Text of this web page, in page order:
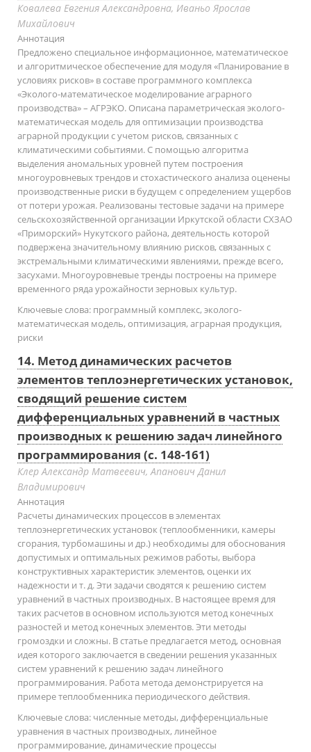
Ковалева Евгения Александровна, Иваньо Ярослав
Михайлович
Аннотация
Предложено специальное информационное, математическое
и алгоритмическое обеспечение для модуля «Планирование в
условиях рисков» в составе программного комплекса
«Эколого-математическое моделирование аграрного
производства» – АГРЭКО. Описана параметрическая эколого-
математическая модель для оптимизации производства
аграрной продукции с учетом рисков, связанных с
климатическими событиями. С помощью алгоритма
выделения аномальных уровней путем построения
многоуровневых трендов и стохастического анализа оценены
производственные риски в будущем с определением ущербов
от потери урожая. Реализованы тестовые задачи на примере
сельскохозяйственной организации Иркутской области СХЗАО
«Приморский» Нукутского района, деятельность которой
подвержена значительному влиянию рисков, связанных с
экстремальными климатическими явлениями, прежде всего,
засухами. Многоуровневые тренды построены на примере
временного ряда урожайности зерновых культур.
Ключевые слова: программный комплекс, эколого-
математическая модель, оптимизация, аграрная продукция,
риски
14. Метод динамических расчетов
элементов теплоэнергетических установок,
сводящий решение систем
дифференциальных уравнений в частных
производных к решению задач линейного
программирования (с. 148-161)
Клер Александр Матвеевич, Апанович Данил
Владимирович
Аннотация
Расчеты динамических процессов в элементах
теплоэнергетических установок (теплообменники, камеры
сгорания, турбомашины и др.) необходимы для обоснования
допустимых и оптимальных режимов работы, выбора
конструктивных характеристик элементов, оценки их
надежности и т. д. Эти задачи сводятся к решению систем
уравнений в частных производных. В настоящее время для
таких расчетов в основном используются метод конечных
разностей и метод конечных элементов. Эти методы
громоздки и сложны. В статье предлагается метод, основная
идея которого заключается в сведении решения указанных
систем уравнений к решению задач линейного
программирования. Работа метода демонстрируется на
примере теплообменника периодического действия.
Ключевые слова: численные методы, дифференциальные
уравнения в частных производных, линейное
программирование, динамические процессы